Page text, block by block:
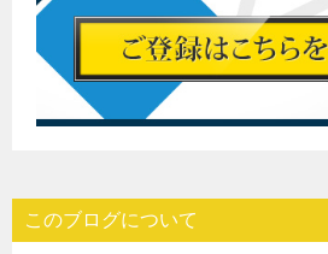
このブログについて